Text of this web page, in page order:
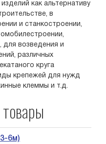
как альтернативу
в
и станкостроении,
для возведения и
различных
круга
крепежей для нужд
клеммы и т.д.
6м)